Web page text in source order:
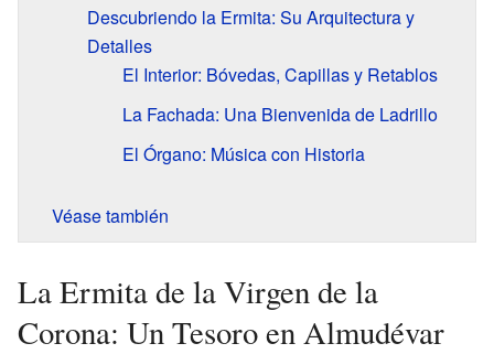
Descubriendo la Ermita: Su Arquitectura y
Detalles
El Interior: Bóvedas, Capillas y Retablos
La Fachada: Una Bienvenida de Ladrillo
El Órgano: Música con Historia
Véase también
La Ermita de la Virgen de la
Corona: Un Tesoro en Almudévar